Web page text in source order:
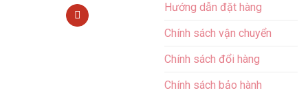
Hướng dẫn đặt hàng
Chính sách vận chuyển
Chính sách đổi hàng
Chính sách bảo hành